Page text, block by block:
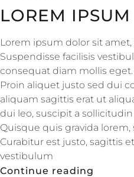
LOREM IPSUM
Lorem ipsum dolor sit
Suspendisse facilisis
consequat diam mollis
Proin aliquet justo sed dui
aliquam sagittis erat ut
dui leo, suscipit a
Quisque quis gravida
Curabitur est justo, sagittis
vestibulum
Continue reading